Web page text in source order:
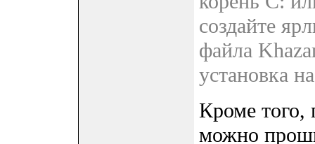
создайте
файла
установка
Кроме
можно